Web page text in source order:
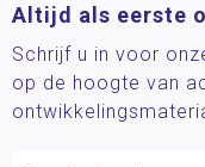
Altijd als eerste
Schrijf u in voor
op de hoogte van